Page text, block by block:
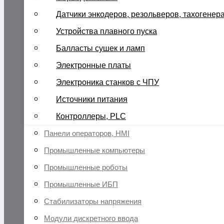
Датчики энкодеров, резольверов,
Устройства плавного пуска
Балласты сушек и ламп
Электронные платы
Электроника станков с ЧПУ
Источники питания
Контроллеры, PLC
Панели операторов, HMI
Промышленные компьютеры
Промышленные роботы
Промышленные ИБП
Стабилизаторы напряжения
Модули дискретного ввода